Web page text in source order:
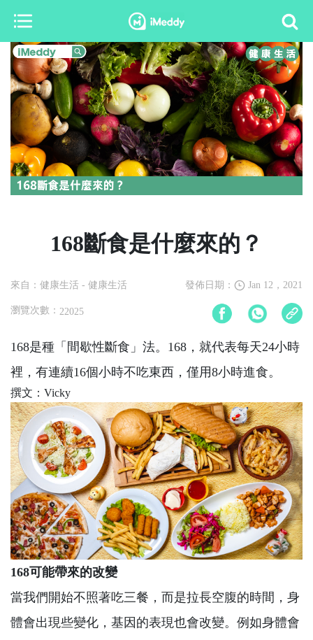
168斷食是什麼來的？
來自：健康生活 - 健康生活 發佈日期： Jan 12，2021
瀏覽次數： 22025
168是種「間歇性斷食」法。168，就代表每天24小時
裡，有連續16個小時不吃東西，僅用8小時進食。
撰文：Vicky
168可能帶來的改變
當我們開始不照著吃三餐，而是拉長空腹的時間，身
體會出現些變化，基因的表現也會改變。例如身體會